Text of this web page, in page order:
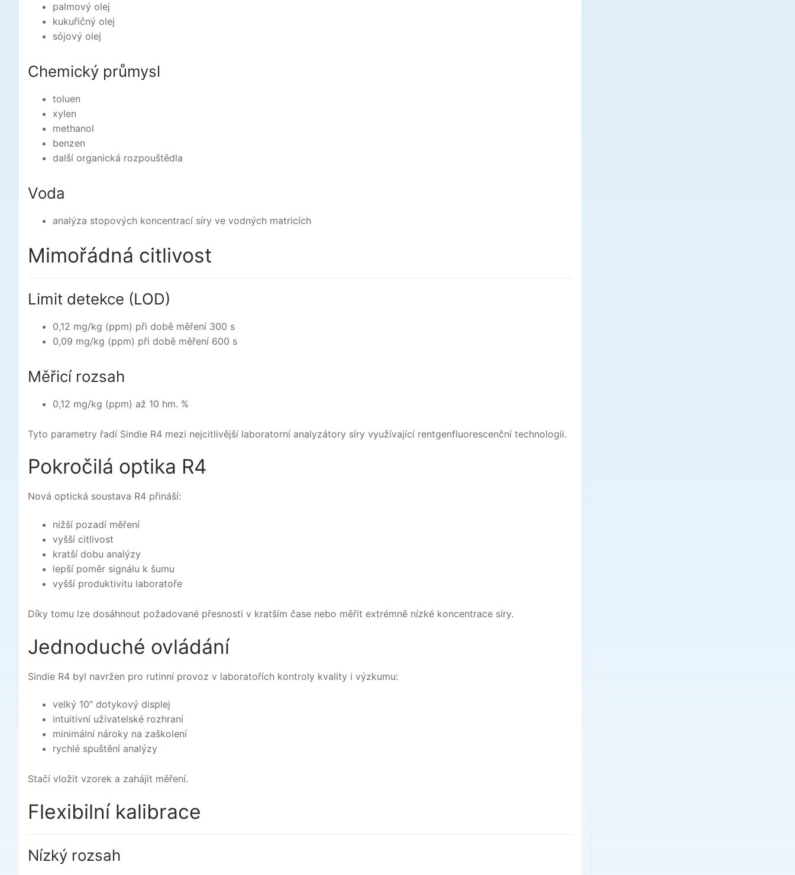
palmový olej
kukuřičný olej
sójový olej
Chemický průmysl
toluen
xylen
methanol
benzen
další organická rozpouštědla
Voda
analýza stopových koncentrací síry ve vodných matricích
Mimořádná citlivost
Limit detekce (LOD)
0,12 mg/kg (ppm) při době měření 300 s
0,09 mg/kg (ppm) při době měření 600 s
Měřicí rozsah
0,12 mg/kg (ppm) až 10 hm. %
Tyto parametry řadí Sindie R4 mezi nejcitlivější laboratorní analyzátory síry využívající rentgenfluorescenční technologii.
Pokročilá optika R4
Nová optická soustava R4 přináší:
nižší pozadí měření
vyšší citlivost
kratší dobu analýzy
lepší poměr signálu k šumu
vyšší produktivitu laboratoře
Díky tomu lze dosáhnout požadované přesnosti v kratším čase nebo měřit extrémně nízké koncentrace síry.
Jednoduché ovládání
Sindie R4 byl navržen pro rutinní provoz v laboratořích kontroly kvality i výzkumu:
velký 10″ dotykový displej
intuitivní uživatelské rozhraní
minimální nároky na zaškolení
rychlé spuštění analýzy
Stačí vložit vzorek a zahájit měření.
Flexibilní kalibrace
Nízký rozsah